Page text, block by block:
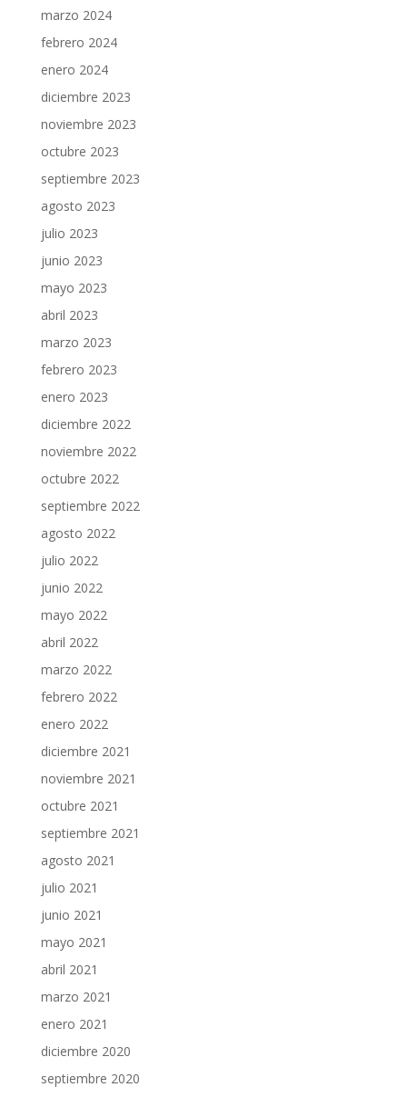
marzo 2024
febrero 2024
enero 2024
diciembre 2023
noviembre 2023
octubre 2023
septiembre 2023
agosto 2023
julio 2023
junio 2023
mayo 2023
abril 2023
marzo 2023
febrero 2023
enero 2023
diciembre 2022
noviembre 2022
octubre 2022
septiembre 2022
agosto 2022
julio 2022
junio 2022
mayo 2022
abril 2022
marzo 2022
febrero 2022
enero 2022
diciembre 2021
noviembre 2021
octubre 2021
septiembre 2021
agosto 2021
julio 2021
junio 2021
mayo 2021
abril 2021
marzo 2021
enero 2021
diciembre 2020
septiembre 2020